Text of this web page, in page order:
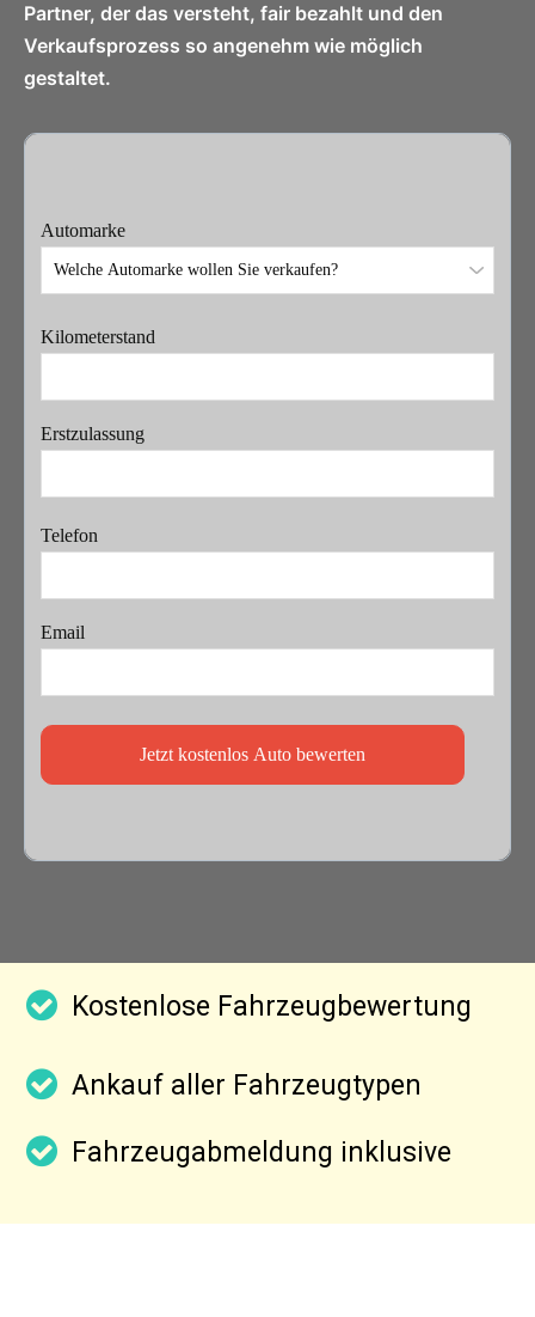
Partner, der das versteht, fair bezahlt und den
Verkaufsprozess so angenehm wie möglich
gestaltet.
Automarke
Kilometerstand
Erstzulassung
Telefon
Email
Jetzt kostenlos Auto bewerten
Kostenlose Fahrzeugbewertung
Ankauf aller Fahrzeugtypen
Fahrzeugabmeldung inklusive